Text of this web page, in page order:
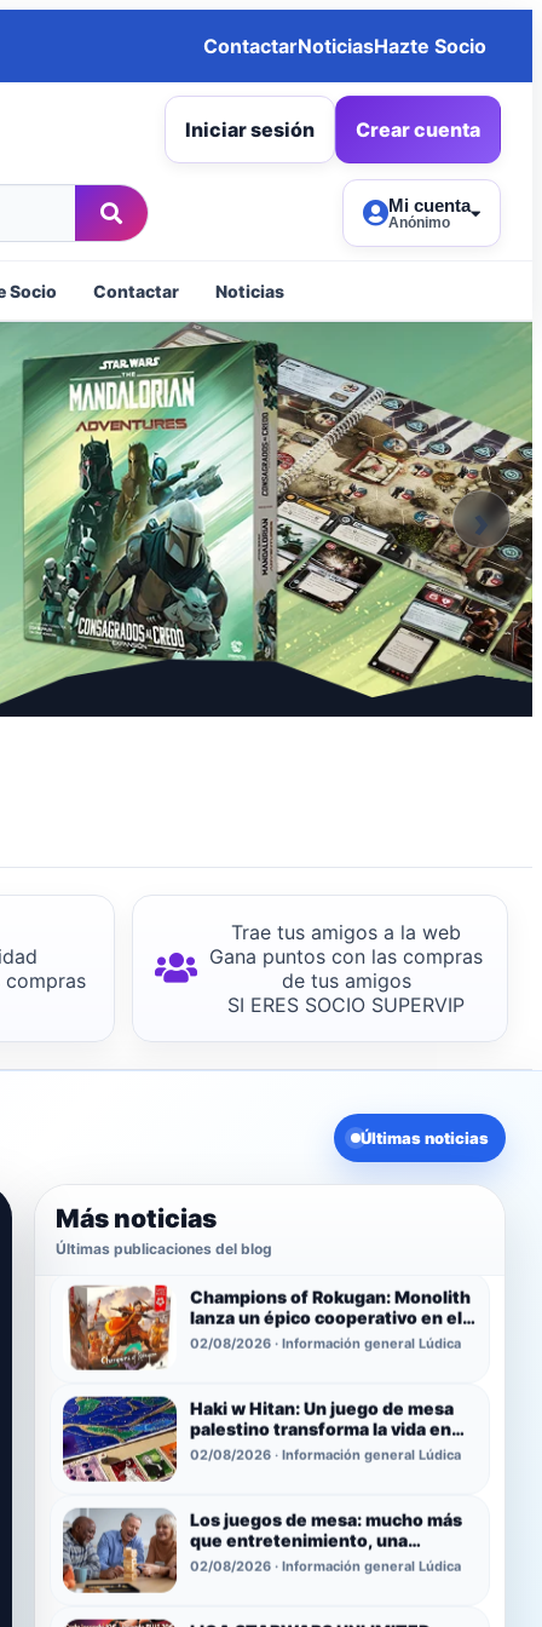
ContactarNoticiasHazte Socio
Iniciar sesión Crear cuenta
Mi cuenta
Anónimo
Socio Contactar Noticias
›
compras
Trae tus amigos a la web
Gana puntos con las compras
de tus amigos
SI ERES SOCIO SUPERVIP
Últimas noticias
Más noticias
Últimas publicaciones del blog
Actualizaciónes en la web
Champions of Rokugan: Monolith
universo de Leyenda de los Cinco
Anillos
02/08/2026 · Información general Lúdica
Haki w Hitan: Un juego de mesa
Cisjordania en una experiencia de
estrategia, caos y memoria
02/08/2026 · Información general Lúdica
Los juegos de mesa: mucho más
herramienta para la salud mental
y la inclusión
02/08/2026 · Información general Lúdica
LIGA STARWARS UNLIMITED
ASMODEE